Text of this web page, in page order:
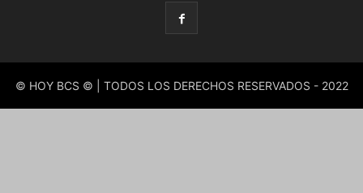
© HOY BCS © | TODOS LOS DERECHOS RESERVADOS - 2022